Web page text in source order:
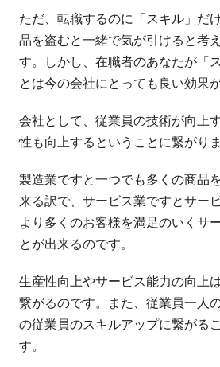
ただ、転職するのに「スキル」だ
品を盗むと一緒で気が引けると考
す。しかし、在職者のあなたが「
とは今の会社にとっても良い効果
会社として、従業員の技術が向上
性も向上するということに繋がりま
製造業ですと一つでも多くの商品
来る訳で、サービス業ですとサー
より多くのお客様を満足のいくサ
とが出来るのです。
生産性向上やサービス能力の向上
繋がるのです。また、従業員一人
の従業員のスキルアップに繋がる
す。